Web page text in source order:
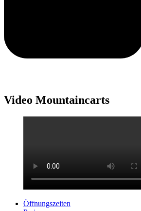
Video Mountaincarts
Öffnungszeiten